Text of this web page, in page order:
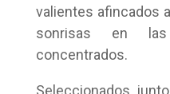
valientes afincados
sonrisas en
concentrados.
Seleccionados